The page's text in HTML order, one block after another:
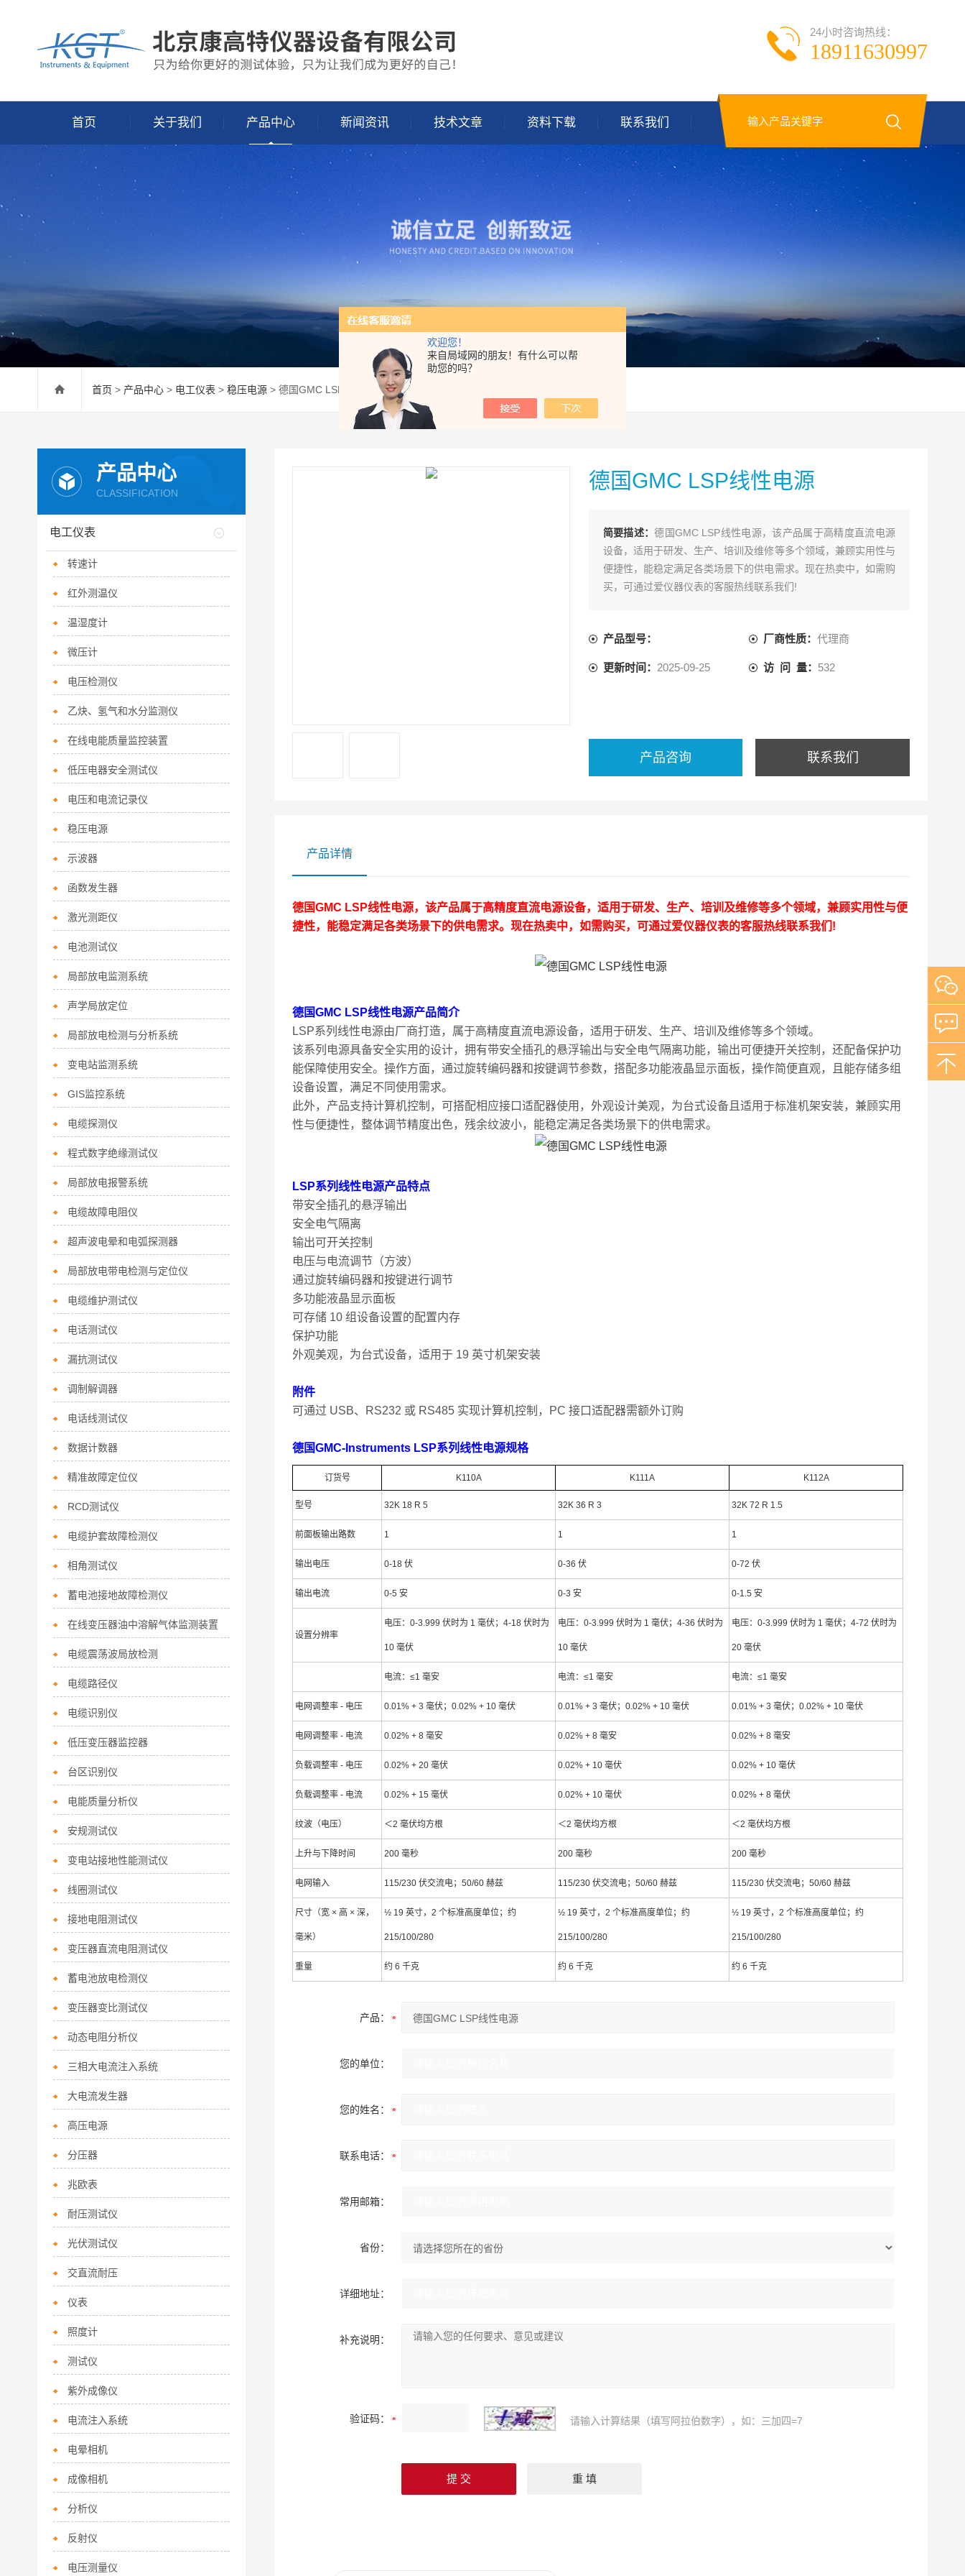
欢迎您！
来自局域网的朋友！有什么可以帮
助您的吗？
24小时咨询热线：
18911630997
首页 关于我们 产品中心 新闻资讯 技术文章 资料下载 联系我们
首页 > 产品中心 > 电工仪表 > 稳压电源 > 德国GMC LSP线性电源
德国GMC LSP线性电源
简要描述：德国GMC LSP线性电源，该产品属于高精度直流电源
设备，适用于研发、生产、培训及维修等多个领域，兼顾实用性与
便捷性，能稳定满足各类场景下的供电需求。现在热卖中，如需购
买，可通过爱仪器仪表的客服热线联系我们!
产品型号： 厂商性质：代理商
更新时间： 2025-09-25 访 问 量： 532
产品咨询 联系我们
产品详情
德国GMC LSP线性电源，该产品属于高精度直流电源设备，适用于研发、生产、培训及维修等多个领域，兼顾实用性与便
捷性，能稳定满足各类场景下的供电需求。现在热卖中，如需购买，可通过爱仪器仪表的客服热线联系我们!
德国GMC LSP线性电源产品简介
LSP系列线性电源由厂商打造，属于高精度直流电源设备，适用于研发、生产、培训及维修等多个领域。
该系列电源具备安全实用的设计，拥有带安全插孔的悬浮输出与安全电气隔离功能，输出可便捷开关控制，还配备保护功
能保障使用安全。操作方面，通过旋转编码器和按键调节参数，搭配多功能液晶显示面板，操作简便直观，且能存储多组
设备设置，满足不同使用需求。
此外，产品支持计算机控制，可搭配相应接口适配器使用，外观设计美观，为台式设备且适用于标准机架安装，兼顾实用
性与便捷性，整体调节精度出色，残余纹波小，能稳定满足各类场景下的供电需求。
LSP系列线性电源产品特点
带安全插孔的悬浮输出
安全电气隔离
输出可开关控制
电压与电流调节（方波）
通过旋转编码器和按键进行调节
多功能液晶显示面板
可存储 10 组设备设置的配置内存
保护功能
外观美观，为台式设备，适用于 19 英寸机架安装
附件
可通过 USB、RS232 或 RS485 实现计算机控制，PC 接口适配器需额外订购
德国GMC-Instruments LSP系列线性电源规格
订货号 K110A K111A K112A
型号 32K 18 R 5 32K 36 R 3 32K 72 R 1.5
前面板输出路数 1 1 1
输出电压 0-18 伏 0-36 伏 0-72 伏
输出电流 0-5 安 0-3 安 0-1.5 安
设置分辨率
电压：0-3.999 伏时为 1 毫伏；4-18 伏时为
10 毫伏
电压：0-3.999 伏时为 1 毫伏；4-36 伏时为
10 毫伏
电压：0-3.999 伏时为 1 毫伏；4-72 伏时为
20 毫伏
电流：≤1 毫安 电流：≤1 毫安 电流：≤1 毫安
电网调整率 - 电压 0.01% + 3 毫伏；0.02% + 10 毫伏 0.01% + 3 毫伏；0.02% + 10 毫伏 0.01% + 3 毫伏；0.02% + 10 毫伏
电网调整率 - 电流 0.02% + 8 毫安 0.02% + 8 毫安 0.02% + 8 毫安
负载调整率 - 电压 0.02% + 20 毫伏 0.02% + 10 毫伏 0.02% + 10 毫伏
负载调整率 - 电流 0.02% + 15 毫伏 0.02% + 10 毫伏 0.02% + 8 毫伏
纹波（电压） ＜2 毫伏均方根 ＜2 毫伏均方根 ＜2 毫伏均方根
上升与下降时间 200 毫秒 200 毫秒 200 毫秒
电网输入 115/230 伏交流电；50/60 赫兹 115/230 伏交流电；50/60 赫兹 115/230 伏交流电；50/60 赫兹
尺寸（宽 × 高 × 深，
毫米）
½ 19 英寸，2 个标准高度单位；约
215/100/280
½ 19 英寸，2 个标准高度单位；约
215/100/280
½ 19 英寸，2 个标准高度单位；约
215/100/280
重量 约 6 千克 约 6 千克 约 6 千克
产品：
您的单位：
您的姓名：
联系电话：
常用邮箱：
省份：
详细地址：
补充说明：
验证码： 请输入计算结果（填写阿拉伯数字），如：三加四=7
产品中心
CLASSIFICATION
电工仪表
转速计
红外测温仪
温湿度计
微压计
电压检测仪
乙炔、氢气和水分监测仪
在线电能质量监控装置
低压电器安全测试仪
电压和电流记录仪
稳压电源
示波器
函数发生器
激光测距仪
电池测试仪
局部放电监测系统
声学局放定位
局部放电检测与分析系统
变电站监测系统
GIS监控系统
电缆探测仪
程式数字绝缘测试仪
局部放电报警系统
电缆故障电阻仪
超声波电晕和电弧探测器
局部放电带电检测与定位仪
电缆维护测试仪
电话测试仪
漏抗测试仪
调制解调器
电话线测试仪
数据计数器
精准故障定位仪
RCD测试仪
电缆护套故障检测仪
相角测试仪
蓄电池接地故障检测仪
在线变压器油中溶解气体监测装置
电缆震荡波局放检测
电缆路径仪
电缆识别仪
低压变压器监控器
台区识别仪
电能质量分析仪
安规测试仪
变电站接地性能测试仪
线圈测试仪
接地电阻测试仪
变压器直流电阻测试仪
蓄电池放电检测仪
变压器变比测试仪
动态电阻分析仪
三相大电流注入系统
大电流发生器
高压电源
分压器
兆欧表
耐压测试仪
光伏测试仪
交直流耐压
仪表
照度计
测试仪
紫外成像仪
电流注入系统
电晕相机
成像相机
分析仪
反射仪
电压测量仪